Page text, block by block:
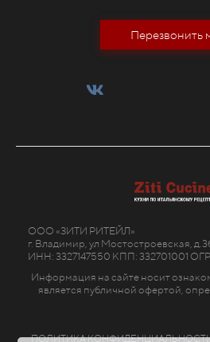
Перезвонить
ООО «ЗИТИ РИТЕЙЛ»
г. Владимир, ул Мостостроевская,
ИНН: 3327147550 КПП: 332701001
Информация на сайте носит
является публичной офертой,
ПОЛИТИКА